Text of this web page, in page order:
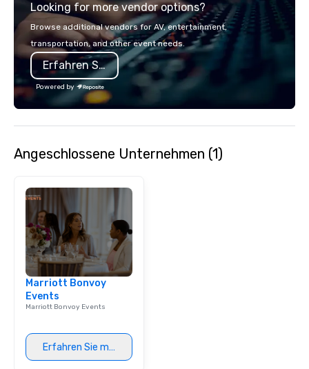
Looking for more vendor options?
Browse additional vendors for AV, entertainment,
transportation, and other event needs.
Erfahren Sie mehr
Powered by
Angeschlossene Unternehmen (1)
Marriott Bonvoy
Events
Marriott Bonvoy Events
Erfahren Sie mehr